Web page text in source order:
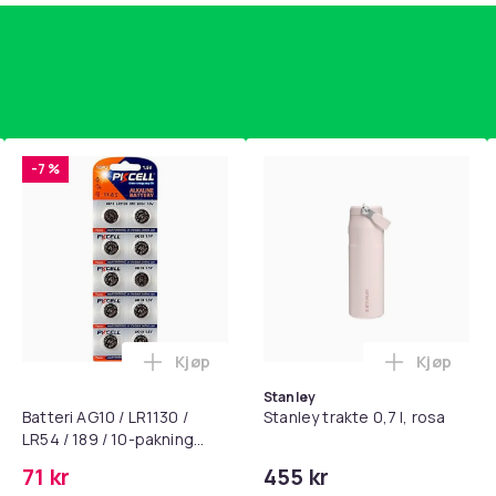
30
d514400c-c896-4a2d-9218-87d3e2c65bd6
- mage- og kjernetrening, yoga og
for Bose QC35 I/II, QC25, QC15, QC 2 AE 2, AE 2i, AE 2w,
-7 %
Batteri AG10 / LR1130 /
LR54 / 189 / 10-pakning
71 kr
Legg Batteri AG10 / LR1130 / LR54 / 189
Kjøp
Stanley
Stanley trakte 0,7 l, rosa
455 kr
Legg
Kjøp